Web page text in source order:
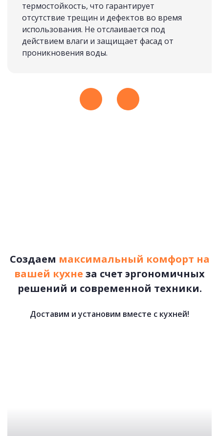
ИЗ МАССИВА
Рассчитать стоимость
термостойкость, что гарантирует
отсутствие трещин и дефектов во время
использования. Не отслаивается под
действием влаги и защищает фасад от
проникновения воды.
Создаем максимальный комфорт на
вашей кухне за счет эргономичных
решений и современной техники.
Доставим и установим вместе с кухней!